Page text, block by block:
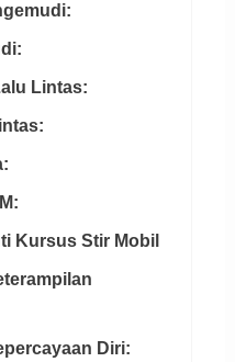
Lintas:
Kursus Stir Mobil
Diri: